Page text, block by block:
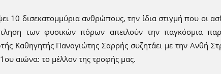
10 δισεκατομμύρια ανθρώπους, την ίδια στιγμή που οι
των φυσικών πόρων απειλούν την παγκόσμια
Καθηγητής Παναγιώτης Σαρρής συζητάει με την Ανθή
αιώνα: το μέλλον της τροφής μας.